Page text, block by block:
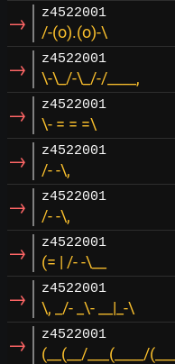
→ z4522001
/-(o).(o)-\
→ z4522001
\-\_/-\_/-/____,
→ z4522001
\- = = =\
→ z4522001
/- -\,
→ z4522001
/- -\,
→ z4522001
(= | /- -\__
→ z4522001
\, _/- _\- __|_-\
→ z4522001
(__(__/___(____/